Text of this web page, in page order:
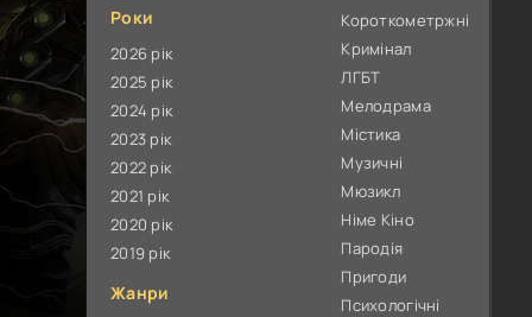
Роки
2026 рік
2025 рік
2024 рік
2023 рік
2022 рік
2021 рік
2020 рік
2019 рік
Жанри
Короткометржні
Кримінал
ЛГБТ
Мелодрама
Містика
Музичні
Мюзикл
Німе Кіно
Пародія
Пригоди
Психологічні